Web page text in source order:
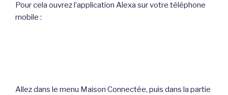
Pour cela ouvrez l’application Alexa sur votre téléphone
mobile :
Allez dans le menu Maison Connectée, puis dans la partie